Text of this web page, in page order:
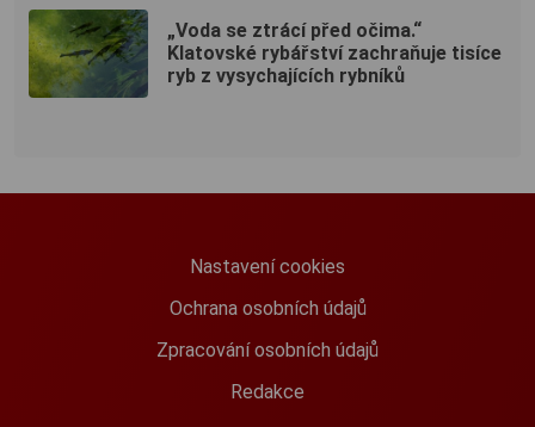
„Voda se ztrácí před očima.“
Klatovské rybářství zachraňuje tisíce
ryb z vysychajících rybníků
Nastavení cookies
Ochrana osobních údajů
Zpracování osobních údajů
Redakce